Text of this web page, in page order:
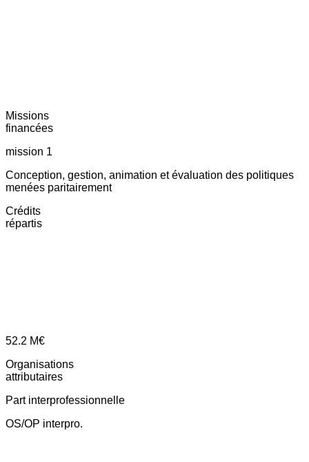
Missions
financées
mission 1
Conception, gestion, animation et évaluation des politiques
menées paritairement
Crédits
répartis
52.2 M€
Organisations
attributaires
Part interprofessionnelle
OS/OP interpro.